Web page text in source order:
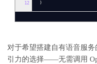
12
)
对于希望搭建自有语音服
引力的选择——无需调用